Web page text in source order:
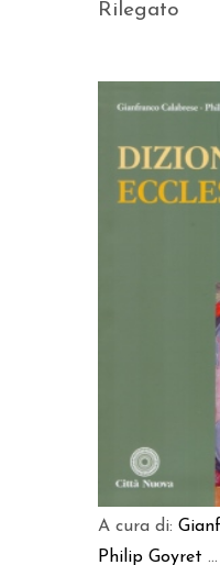
Rilegato
A cura di:
Philip Goyret ...